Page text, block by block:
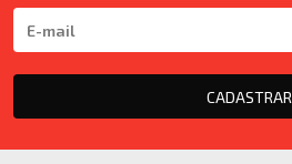
CADASTRAR